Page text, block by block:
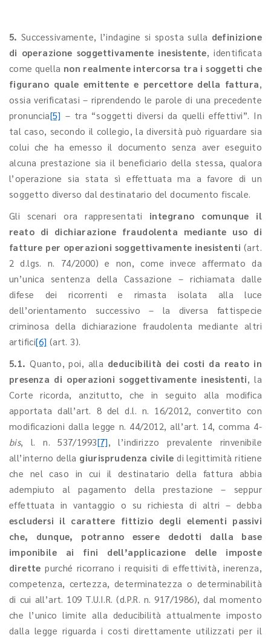
5. Successivamente, l’indagine si sposta sulla definizione
di operazione soggettivamente inesistente, identificata
come quella non realmente intercorsa tra i soggetti che
figurano quale emittente e percettore della fattura,
ossia verificatasi – riprendendo le parole di una precedente
pronuncia[5] – tra “soggetti diversi da quelli effettivi”. In
tal caso, secondo il collegio, la diversità può riguardare sia
colui che ha emesso il documento senza aver eseguito
alcuna prestazione sia il beneficiario della stessa, qualora
l’operazione sia stata sì effettuata ma a favore di un
soggetto diverso dal destinatario del documento fiscale.
Gli scenari ora rappresentati integrano comunque il
reato di dichiarazione fraudolenta mediante uso di
fatture per operazioni soggettivamente inesistenti (art.
2 d.lgs. n. 74/2000) e non, come invece affermato da
un’unica sentenza della Cassazione – richiamata dalle
difese dei ricorrenti e rimasta isolata alla luce
dell’orientamento successivo – la diversa fattispecie
criminosa della dichiarazione fraudolenta mediante altri
artifici[6] (art. 3).
5.1. Quanto, poi, alla deducibilità dei costi da reato in
presenza di operazioni soggettivamente inesistenti, la
Corte ricorda, anzitutto, che in seguito alla modifica
apportata dall’art. 8 del d.l. n. 16/2012, convertito con
modificazioni dalla legge n. 44/2012, all’art. 14, comma 4-
bis, l. n. 537/1993[7], l’indirizzo prevalente rinvenibile
all’interno della giurisprudenza civile di legittimità ritiene
che nel caso in cui il destinatario della fattura abbia
adempiuto al pagamento della prestazione – seppur
effettuata in vantaggio o su richiesta di altri – debba
escludersi il carattere fittizio degli elementi passivi
che, dunque, potranno essere dedotti dalla base
imponibile ai fini dell’applicazione delle imposte
dirette purché ricorrano i requisiti di effettività, inerenza,
competenza, certezza, determinatezza o determinabilità
di cui all’art. 109 T.U.I.R. (d.P.R. n. 917/1986), dal momento
che l’unico limite alla deducibilità attualmente imposto
dalla legge riguarda i costi direttamente utilizzati per il